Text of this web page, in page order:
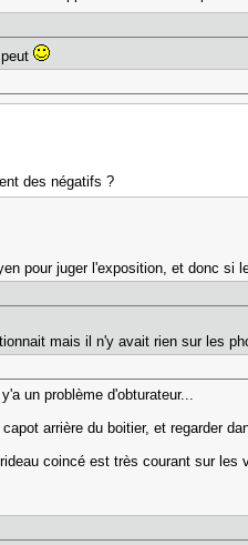
peut
des négatifs ?
pour juger l'exposition, et donc
mais il n'y avait rien sur les
un problème d'obturateur...
arrière du boitier, et regarder
coincé est très courant sur les